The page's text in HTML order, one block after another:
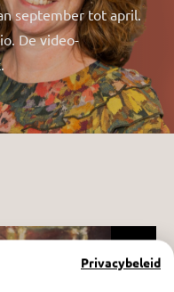
september tot april.
De video-
Privacybeleid